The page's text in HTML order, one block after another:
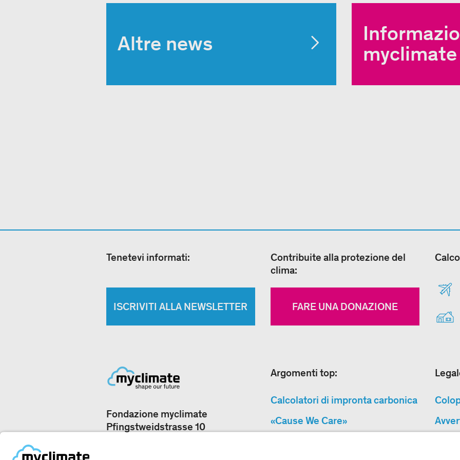
Altre news
myclimate
Tenetevi informati:
ISCRIVITI ALLA NEWSLETTER
Contribuite alla protezione del
clima:
FARE UNA DONAZIONE
Fondazione myclimate
Pfingstweidstrasse 10
Argomenti top:
Calcolatori di impronta carbonica
«Cause We Care»